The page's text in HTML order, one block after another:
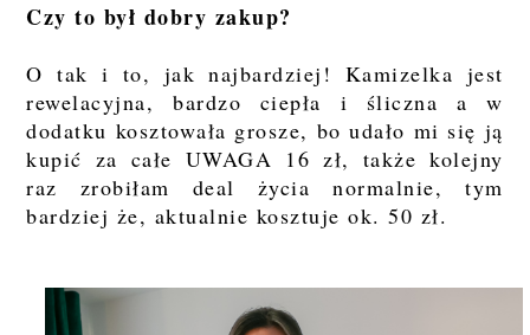
Czy to był dobry zakup?
O tak i to, jak najbardziej! Kamizelka jest
rewelacyjna, bardzo ciepła i śliczna a w
dodatku kosztowała grosze, bo udało mi się ją
kupić za całe UWAGA 16 zł, także kolejny
raz zrobiłam deal życia normalnie, tym
bardziej że, aktualnie kosztuje ok. 50 zł.